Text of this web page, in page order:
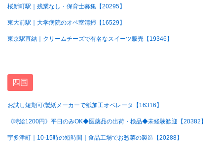
桜新町駅｜残業なし・保育士募集【20295】
東大前駅｜大学病院のオペ室清掃【16529】
東京駅直結｜クリームチーズで有名なスイーツ販売【19346】
四国
お試し短期可/製紙メーカーで紙加工オペレータ【16316】
《時給1200円》平日のみOK◆医薬品の出荷・検品◆未経験歓迎【20382】
宇多津町｜10-15時の短時間｜食品工場でお惣菜の製造【20288】